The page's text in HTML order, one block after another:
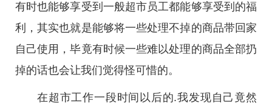
有时也能够享受到一般超市员工都能够享受到的福
利，其实也就是能够将一些处理不掉的商品带回家
自己使用，毕竟有时候一些难以处理的商品全部扔
掉的话也会让我们觉得怪可惜的。
在超市工作一段时间以后的.我发现自己竟然